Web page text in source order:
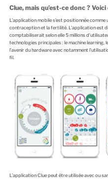
Clue, mais qu’est-ce donc ?
L’application mobile s’est positionnée
contraception et la fertilité. L’application est
comptabiliserait selon elle 5 millions
technologies principales : le machine
l’avenir du hardware avec notamment
fil.
L’application Clue peut être utilisée avec ou